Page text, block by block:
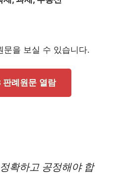
문을 보실 수 있습니다.
판례원문 열람
확하고 공정해야 합